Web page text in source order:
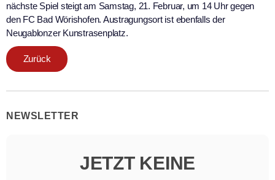
nächste Spiel steigt am Samstag, 21. Februar, um 14 Uhr gegen
den FC Bad Wörishofen. Austragungsort ist ebenfalls der
Neugablonzer Kunstrasenplatz.
Zurück
NEWSLETTER
JETZT KEINE